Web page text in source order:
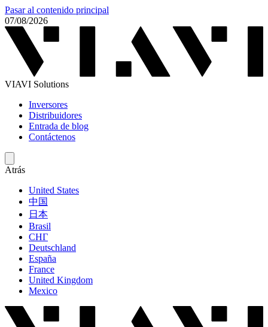
Pasar al contenido principal
07/08/2026
VIAVI Solutions
Inversores
Distribuidores
Entrada de blog
Contáctenos
Atrás
United States
中国
日本
Brasil
СНГ
Deutschland
España
France
United Kingdom
Mexico